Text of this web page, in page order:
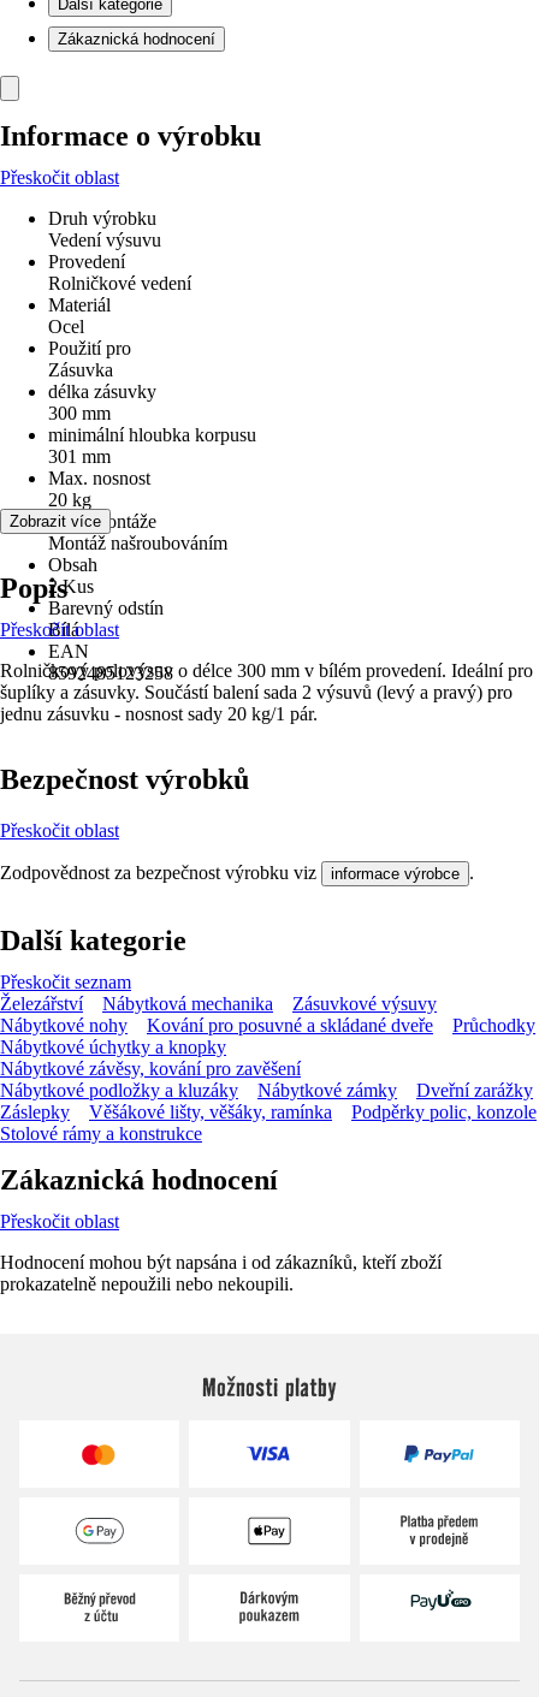
Další kategorie
Zákaznická hodnocení
Informace o výrobku
Přeskočit oblast
Druh výrobku
Vedení výsuvu
Provedení
Rolničkové vedení
Materiál
Ocel
Použití pro
Zásuvka
délka zásuvky
300 mm
minimální hloubka korpusu
301 mm
Max. nosnost
20 kg
Druh montáže
Montáž našroubováním
Obsah
2 Kus
Barevný odstín
Bílá
EAN
8592485123258
Zobrazit více
Popis
Přeskočit oblast
Rolničkový polovýsuv o délce 300 mm v bílém provedení. Ideální pro
šuplíky a zásuvky. Součástí balení sada 2 výsuvů (levý a pravý) pro
jednu zásuvku - nosnost sady 20 kg/1 pár.
Bezpečnost výrobků
Přeskočit oblast
Zodpovědnost za bezpečnost výrobku viz informace výrobce .
Další kategorie
Přeskočit seznam
Železářství
Nábytková mechanika
Zásuvkové výsuvy
Nábytkové nohy
Kování pro posuvné a skládané dveře
Průchodky
Nábytkové úchytky a knopky
Nábytkové závěsy, kování pro zavěšení
Nábytkové podložky a kluzáky
Nábytkové zámky
Dveřní zarážky
Záslepky
Věšákové lišty, věšáky, ramínka
Podpěrky polic, konzole
Stolové rámy a konstrukce
Zákaznická hodnocení
Přeskočit oblast
Hodnocení mohou být napsána i od zákazníků, kteří zboží
prokazatelně nepoužili nebo nekoupili.
Možnosti platby